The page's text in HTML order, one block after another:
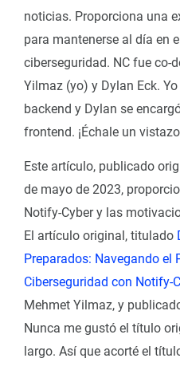
noticias. Proporciona una
para mantenerse al día en
ciberseguridad. NC fue co-
Yilmaz (yo) y Dylan Eck.
backend y Dylan se
frontend. ¡Échale un vistazo
Este artículo, publicado
de mayo de 2023,
Notify-Cyber y las
El artículo original, titulado
Preparados: Navegando el
Ciberseguridad con Notify-
Mehmet Yilmaz, y
Nunca me gustó el título
largo. Así que acorté el